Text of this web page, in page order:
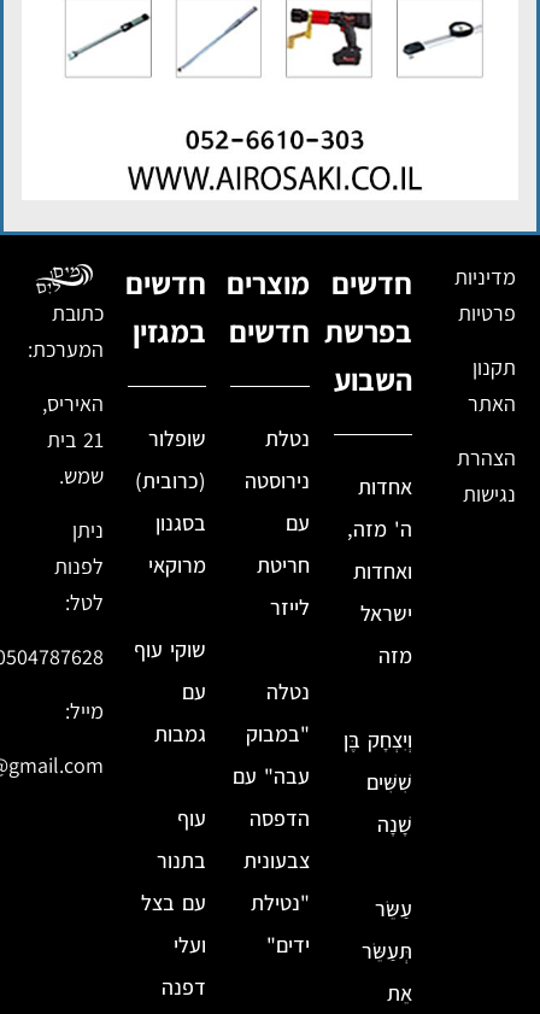
מדיניות
פרטיות
תקנון
האתר
הצהרת
נגישות
חדשים
בפרשת
השבוע
אחדות
ה' מזה,
ואחדות
ישראל
מזה
וְיִצְחָק בֶּן
שִׁשִּׁים
שָׁנָה
עַשֵּׂר
תְּעַשֵּׂר
אֵת
מוצרים
חדשים
נטלת
נירוסטה
עם
חריטת
לייזר
נטלה
"במבוק
עבה" עם
הדפסה
צבעונית
"נטילת
ידים"
חדשים
במגזין
שופלור
(כרובית)
בסגנון
מרוקאי
שוקי עוף
עם
גמבות
עוף
בתנור
עם בצל
ועלי
דפנה
כתובת
המערכת:
האיריס,
21 בית
שמש.
ניתן
לפנות
לטל:
מייל: